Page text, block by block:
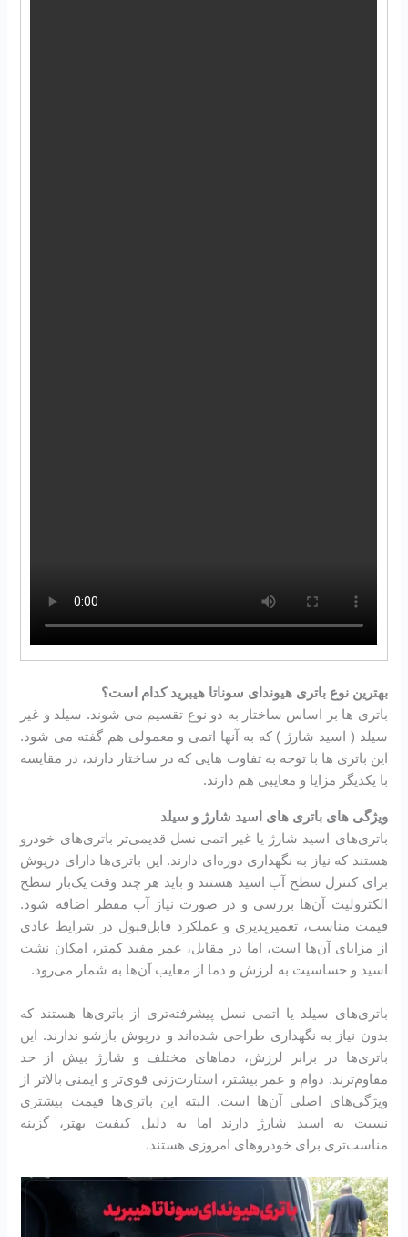
بهترین نوع باتری هیوندای سوناتا هیبرید کدام است؟
باتری ها بر اساس ساختار به دو نوع تقسیم می شوند. سیلد و غیر
سیلد ( اسید شارژ ) که به آنها اتمی و معمولی هم گفته می شود.
این باتری ها با توجه به تفاوت هایی که در ساختار دارند، در مقایسه
با یکدیگر مزایا و معایبی هم دارند.
ویژگی های باتری های اسید شارژ و سیلد
باتری‌های اسید شارژ یا غیر اتمی نسل قدیمی‌تر باتری‌های خودرو
هستند که نیاز به نگهداری دوره‌ای دارند. این باتری‌ها دارای درپوش
برای کنترل سطح آب اسید هستند و باید هر چند وقت یک‌بار سطح
الکترولیت آن‌ها بررسی و در صورت نیاز آب مقطر اضافه شود.
قیمت مناسب، تعمیرپذیری و عملکرد قابل‌قبول در شرایط عادی
از مزایای آن‌ها است، اما در مقابل، عمر مفید کمتر، امکان نشت
اسید و حساسیت به لرزش و دما از معایب آن‌ها به شمار می‌رود.
باتری‌های سیلد یا اتمی نسل پیشرفته‌تری از باتری‌ها هستند که
بدون نیاز به نگهداری طراحی شده‌اند و درپوش بازشو ندارند. این
باتری‌ها در برابر لرزش، دماهای مختلف و شارژ بیش از حد
مقاوم‌ترند. دوام و عمر بیشتر، استارت‌زنی قوی‌تر و ایمنی بالاتر از
ویژگی‌های اصلی آن‌ها است. البته این باتری‌ها قیمت بیشتری
نسبت به اسید شارژ دارند اما به دلیل کیفیت بهتر، گزینه
مناسب‌تری برای خودروهای امروزی هستند.